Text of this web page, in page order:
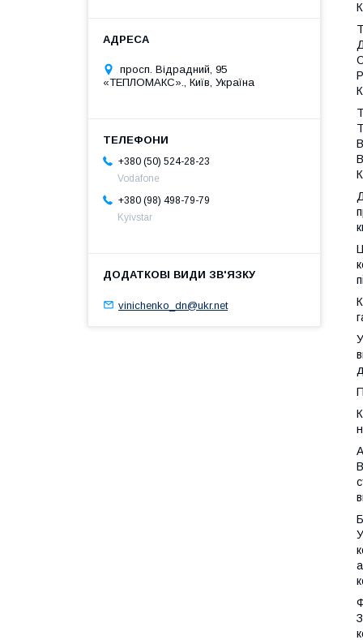
просп. Відрадний, 95
«ТЕПЛОМАКС»., Київ, Україна
+380 (50) 524-28-23
Vodafone
+380 (98) 498-79-79
Kyivstar
vinichenko_dn@ukr.net